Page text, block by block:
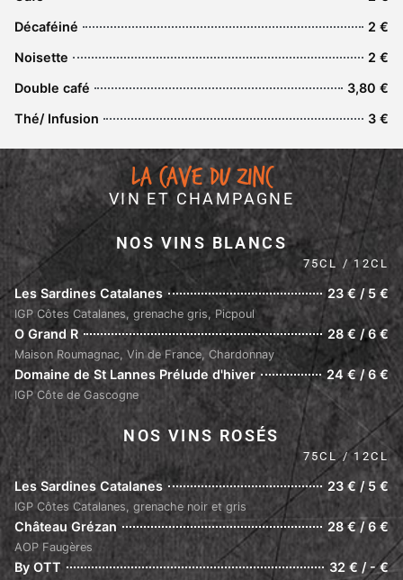
Décaféiné
2 €
Noisette
2 €
Double café
3,80 €
Thé/ Infusion
3 €
La cave du Zinc
VIN ET CHAMPAGNE
NOS VINS BLANCS
75CL / 12CL
Les Sardines Catalanes 23 € / 5 €
IGP Côtes Catalanes, grenache gris, Picpoul
O Grand R 28 € / 6 €
Maison Roumagnac, Vin de France, Chardonnay
Domaine de St Lannes Prélude d'hiver 24 € / 6 €
IGP Côte de Gascogne
NOS VINS ROSÉS
75CL / 12CL
Les Sardines Catalanes 23 € / 5 €
IGP Côtes Catalanes, grenache noir et gris
Château Grézan 28 € / 6 €
AOP Faugères
By OTT 32 € / - €